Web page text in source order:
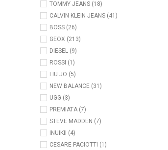
TOMMY JEANS (18)
CALVIN KLEIN JEANS (41)
BOSS (26)
GEOX (213)
DIESEL (9)
ROSSI (1)
LIU.JO (5)
NEW BALANCE (31)
UGG (3)
PREMIATA (7)
STEVE MADDEN (7)
INUIKII (4)
CESARE PACIOTTI (1)